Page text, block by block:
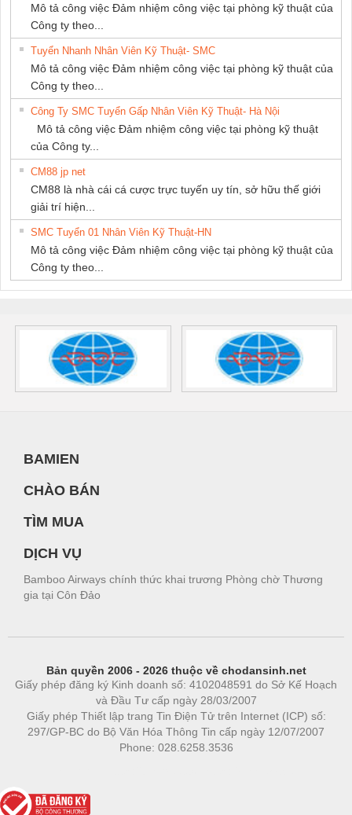
Mô tả công việc Đảm nhiệm công việc tại phòng kỹ thuật của
Công ty theo...
Tuyển Nhanh Nhân Viên Kỹ Thuật- SMC
Mô tả công việc Đảm nhiệm công việc tại phòng kỹ thuật của
Công ty theo...
Công Ty SMC Tuyển Gấp Nhân Viên Kỹ Thuật- Hà Nội
Mô tả công việc Đảm nhiệm công việc tại phòng kỹ thuật
của Công ty...
CM88 jp net
CM88 là nhà cái cá cược trực tuyến uy tín, sở hữu thế giới
giải trí hiện...
SMC Tuyển 01 Nhân Viên Kỹ Thuật-HN
Mô tả công việc Đảm nhiệm công việc tại phòng kỹ thuật của
Công ty theo...
BAMIEN
CHÀO BÁN
TÌM MUA
DỊCH VỤ
Bamboo Airways chính thức khai trương Phòng chờ Thương
gia tại Côn Đảo
Bản quyền 2006 - 2026 thuộc về chodansinh.net
Giấy phép đăng ký Kinh doanh số: 4102048591 do Sở Kế Hoạch
và Đầu Tư cấp ngày 28/03/2007
Giấy phép Thiết lập trang Tin Điện Tử trên Internet (ICP) số:
297/GP-BC do Bộ Văn Hóa Thông Tin cấp ngày 12/07/2007
Phone: 028.6258.3536